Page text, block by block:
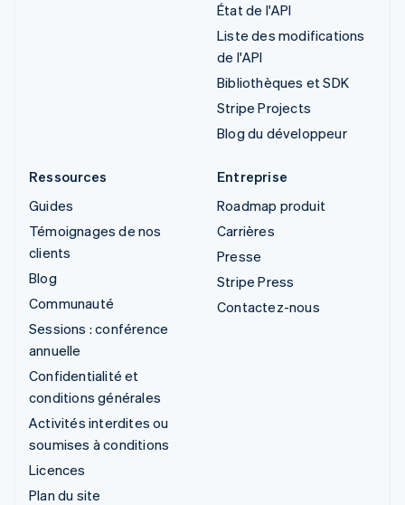
État de l'API
Liste des modifications
de l'API
Bibliothèques et SDK
Stripe Projects
Blog du développeur
Ressources
Guides
Témoignages de nos
clients
Blog
Communauté
Sessions : conférence
annuelle
Confidentialité et
conditions générales
Activités interdites ou
soumises à conditions
Licences
Plan du site
Entreprise
Roadmap produit
Carrières
Presse
Stripe Press
Contactez-nous